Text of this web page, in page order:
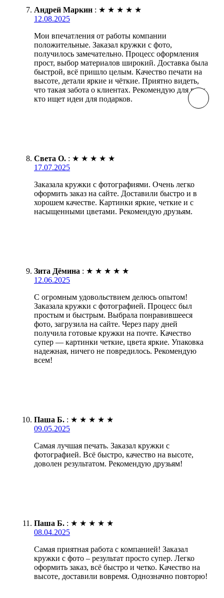
Андрей Маркин : ★ ★ ★ ★ ★
12.08.2025
Мои впечатления от работы компании
положительные. Заказал кружки с фото,
получилось замечательно. Процесс оформления
прост, выбор материалов широкий. Доставка была
быстрой, всё пришло целым. Качество печати на
высоте, детали яркие и чёткие. Приятно видеть,
что такая забота о клиентах. Рекомендую для всех,
кто ищет идеи для подарков.
Света О. : ★ ★ ★ ★ ★
17.07.2025
Заказала кружки с фотографиями. Очень легко
оформить заказ на сайте. Доставили быстро и в
хорошем качестве. Картинки яркие, четкие и с
насыщенными цветами. Рекомендую друзьям.
Зита Дёмина : ★ ★ ★ ★ ★
12.06.2025
С огромным удовольствием делюсь опытом!
Заказала кружки с фотографией. Процесс был
простым и быстрым. Выбрала понравившееся
фото, загрузила на сайте. Через пару дней
получила готовые кружки на почте. Качество
супер — картинки четкие, цвета яркие. Упаковка
надежная, ничего не повредилось. Рекомендую
всем!
Паша Б. : ★ ★ ★ ★ ★
09.05.2025
Самая лучшая печать. Заказал кружки с
фотографией. Всё быстро, качество на высоте,
доволен результатом. Рекомендую друзьям!
Паша Б. : ★ ★ ★ ★ ★
08.04.2025
Самая приятная работа с компанией! Заказал
кружки с фото – результат просто супер. Легко
оформить заказ, всё быстро и четко. Качество на
высоте, доставили вовремя. Однозначно повторю!